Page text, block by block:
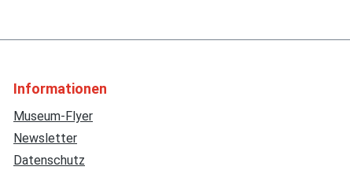
Informationen
Museum-Flyer
Newsletter
Datenschutz